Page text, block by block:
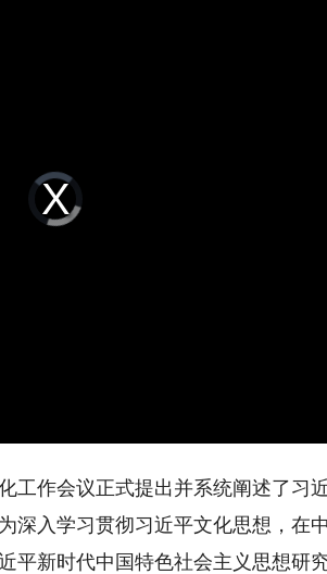
Video
Player
loading.
工作会议正式提出并系统阐述了习
深入学习贯彻习近平文化思想，在
平新时代中国特色社会主义思想研